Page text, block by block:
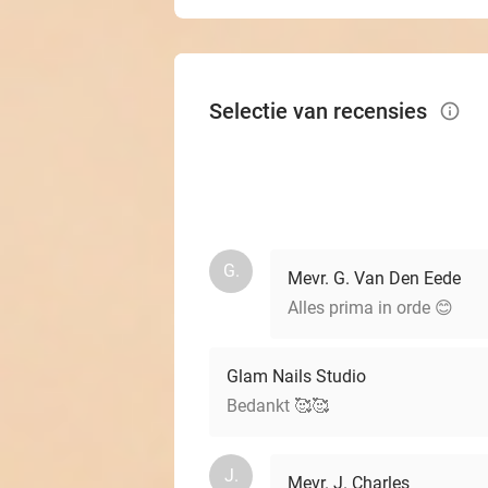
Selectie van recensies info_outlined
G.
Mevr. G. Van Den Eede
Alles prima in orde 😊
Glam Nails Studio
Bedankt 🥰🥰
J. Mevr. J. Charles